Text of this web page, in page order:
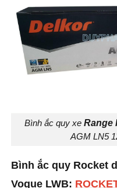
Bình ắc quy xe Range
AGM LN5
Bình ắc quy Rocket
Vogue LWB: